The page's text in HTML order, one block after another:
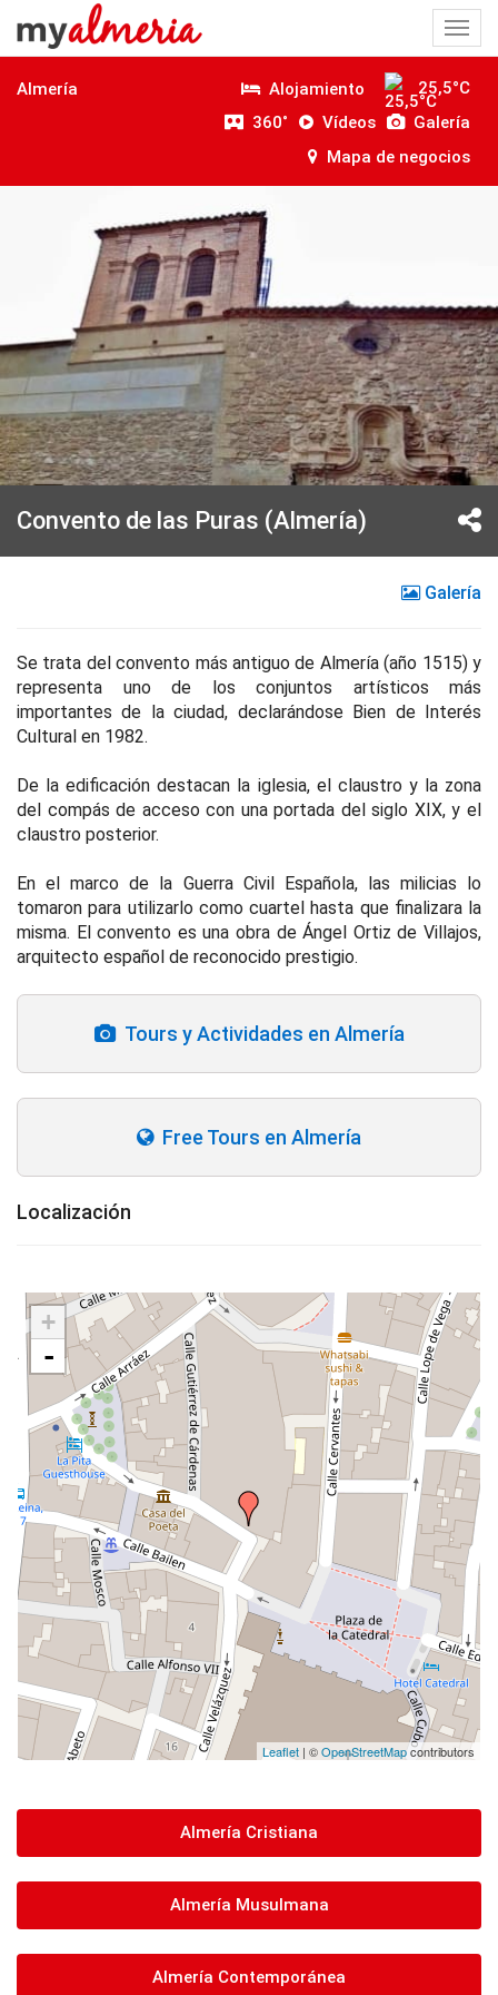
Almería Alojamiento
25,5°C
360˚
Vídeos
Galería
Mapa de negocios
Convento de las Puras (Almería)
Galería
Se trata del convento más antiguo de Almería (año 1515) y
representa uno de los conjuntos artísticos más
importantes de la ciudad, declarándose Bien de Interés
Cultural en 1982.
De la edificación destacan la iglesia, el claustro y la zona
del compás de acceso con una portada del siglo XIX, y el
claustro posterior.
En el marco de la Guerra Civil Española, las milicias lo
tomaron para utilizarlo como cuartel hasta que finalizara la
misma. El convento es una obra de Ángel Ortiz de Villajos,
arquitecto español de reconocido prestigio.
Tours y Actividades en Almería
Free Tours en Almería
Localización
+
-
Leaflet | ©OpenStreetMapcontributors
Almería Cristiana
Almería Musulmana
Almería Contemporánea